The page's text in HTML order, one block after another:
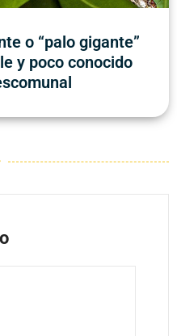
o “palo gigante”
y poco conocido